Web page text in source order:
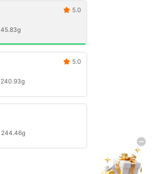
45.83g
 5.0
240.93g
 5.0
244.46g